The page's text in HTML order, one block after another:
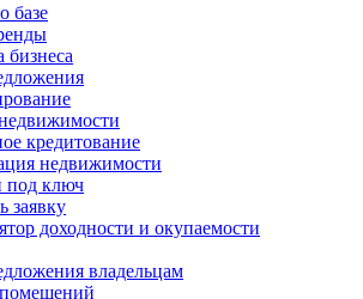
базе
кредитование
недвижимости
под ключ
заявку
доходности и окупаемости
владельцам